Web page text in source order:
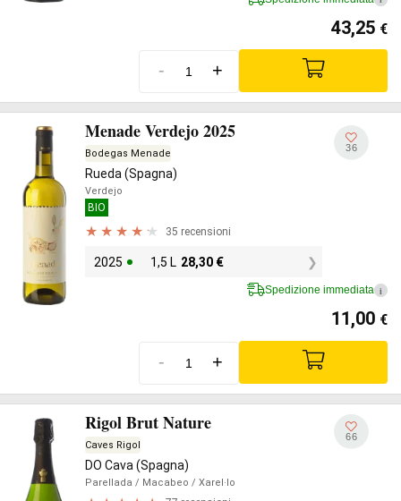
43,25 €
- +
Menade Verdejo 2025
Bodegas Menade
Rueda (Spagna)
Verdejo
BIO
35 recensioni
2025 1,5 L 28,30 €
36
Spedizione immediata i
11,00 €
- +
Rigol Brut Nature
Caves Rigol
DO Cava (Spagna)
Parellada / Macabeo / Xarel·lo
66